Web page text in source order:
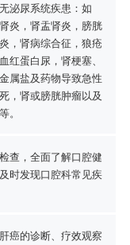
泌尿系统疾患：如
炎，肾盂肾炎，膀胱
，肾病综合征，狼疮
红蛋白尿，肾梗塞、
属盐及药物导致急性
，肾或膀胱肿瘤以及
。
查，全面了解口腔健
时发现口腔科常见疾
癌的诊断、疗效观察